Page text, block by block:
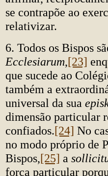
se contrapõe ao
relativizar.
6. Todos os Bispos
Ecclesiarum,[23]
que sucede ao
também a
universal da sua
dimensão particular
confiados.[24] No
no modo próprio de
Bispos,[25] a
força particular